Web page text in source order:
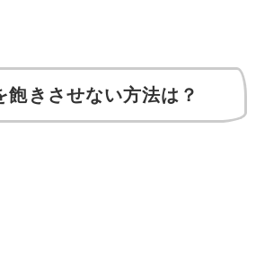
飽きさせない方法は？